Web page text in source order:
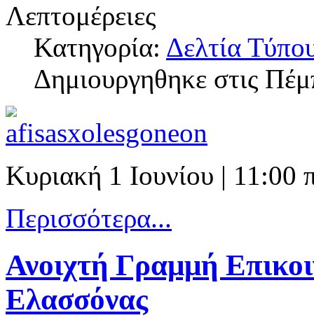
Λεπτομέρειες
Κατηγορία: Δελτία
Δημιουργηθηκε στις
Κυριακή 1 Ιουνίου |
Περισσότερα...
Ανοιχτή Γραμμή
Ελασσόνας